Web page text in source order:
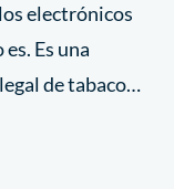
electrónicos
Es una
de tabaco…